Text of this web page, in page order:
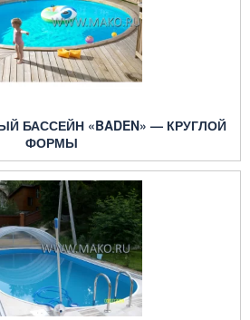
БАССЕЙН «BADEN» — КРУГЛОЙ
ФОРМЫ